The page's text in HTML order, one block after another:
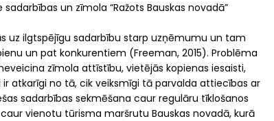
un zīmola “Ražots Bauskas novadā”
uz ilgtspējīgu sadarbību starp uzņēmumu un tam
un pat konkurentiem (Freeman, 2015). Problēma
zīmola attīstību, vietējās kopienas iesaisti,
atkarīgi no tā, cik veiksmīgi tā parvalda attiecības ar
sadarbības sekmēšana caur regulāru tīklošanos
vienotu tūrisma maršrutu Bauskas novadā, kurā